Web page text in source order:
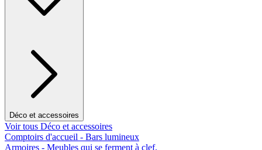
Déco et accessoires
Voir tous Déco et accessoires
Comptoirs d'accueil - Bars lumineux
Armoires - Meubles qui se ferment à clef.